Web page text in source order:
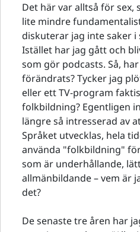
Det här var alltså för sex,
lite mindre
diskuterar jag inte saker i
Istället har jag gått och
som gör podcasts. Så,
förändrats? Tycker jag
eller ett TV-program
folkbildning? Egentligen
längre så intresserad av
Språket utvecklas, hela
använda "folkbildning"
som är underhållande,
allmänbildande – vem är
det?
De senaste tre åren har